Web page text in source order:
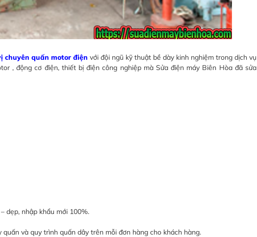
chuyên quấn motor điện với đội ngũ kỹ thuật bề dày kinh nghiệm trong dịch vụ
, động cơ điện, thiết bị điện công nghiệp mà Sửa điện máy Biên Hòa đã sửa
dẹp, nhập khẩu mới 100%.
và quy trình quấn dây trên mỗi đơn hàng cho khách hàng.